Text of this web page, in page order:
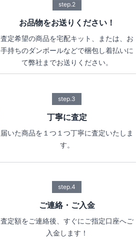
step.2
お品物をお送りください！
査定希望の商品を宅配キット、または、お
手持ちのダンボールなどで梱包し着払いに
て弊社までお送りください。
step.3
丁寧に査定
届いた商品を１つ１つ丁寧に査定いたしま
す。
step.4
ご連絡・ご入金
査定額をご連絡後、すぐにご指定口座へご
入金します！